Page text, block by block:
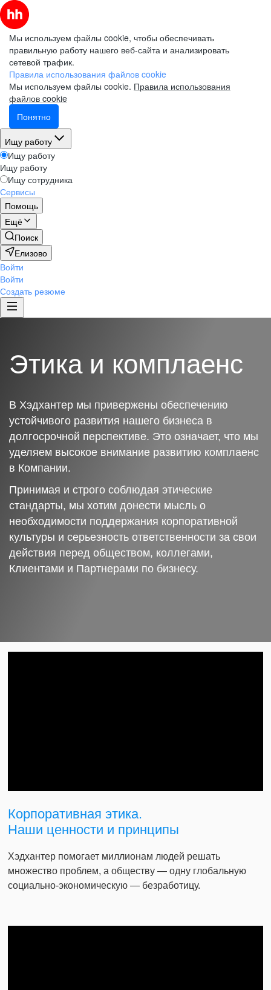
Мы используем файлы cookie, чтобы обеспечивать
правильную работу нашего веб-сайта и анализировать
сетевой трафик.
Правила использования файлов cookie
Мы используем файлы cookie. Правила использования
файлов cookie
Понятно
Ищу работу
Ищу работу
Ищу работу
Ищу сотрудника
Сервисы
Помощь
Ещё
Поиск
Елизово
Войти
Войти
Создать резюме
Этика и комплаенс
В Хэдхантер мы привержены обеспечению
устойчивого развития нашего бизнеса в
долгосрочной перспективе. Это означает, что мы
уделяем высокое внимание развитию комплаенс
в Компании.
Принимая и строго соблюдая этические
стандарты, мы хотим донести мысль о
необходимости поддержания корпоративной
культуры и серьезность ответственности за свои
действия перед обществом, коллегами,
Клиентами и Партнерами по бизнесу.
Корпоративная этика.
Наши ценности и принципы
Хэдхантер помогает миллионам людей решать
множество проблем, а обществу — одну глобальную
социально-экономическую — безработицу.